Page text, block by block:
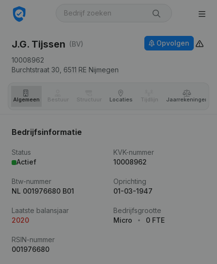
J.G. Tijssen (BV)
10008962
Burchtstraat 30, 6511 RE Nijmegen
Opvolgen
Algemeen Bestuur Structuur Locaties Tijdlijn Jaar­rekeningen
Bedrijfsinformatie
Status
Actief
KVK-nummer
10008962
Btw-nummer
NL 001976680 B01
Oprichting
01-03-1947
Laatste balansjaar
2020
Bedrijfsgrootte
Micro
0 FTE
RSIN-nummer
001976680